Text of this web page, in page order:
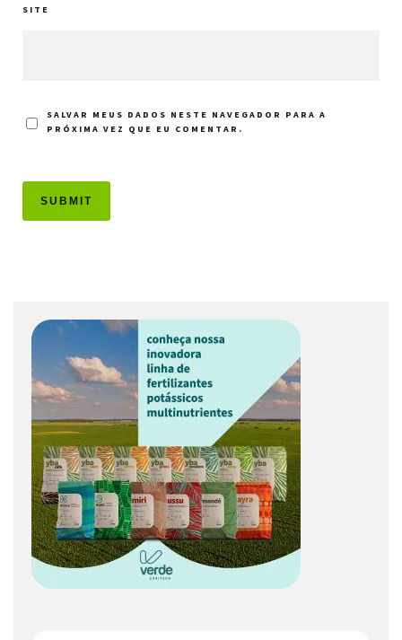
SITE
SALVAR MEUS DADOS NESTE NAVEGADOR PARA A
PRÓXIMA VEZ QUE EU COMENTAR.